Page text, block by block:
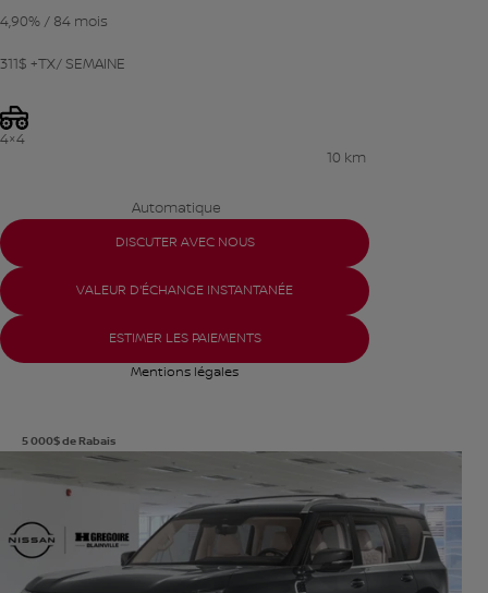
4,90% / 84 mois
311$ +TX/ SEMAINE
4×4
Automatique
10 km
DISCUTER AVEC NOUS
VALEUR D'ÉCHANGE INSTANTANÉE
ESTIMER LES PAIEMENTS
Mentions légales
5 000$de Rabais
Afficher 8 images en plus